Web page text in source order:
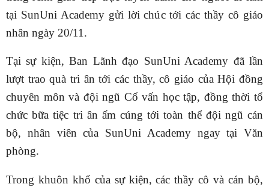
tại SunUni Academy gửi lời chúc tới các thầy cô giáo
nhân ngày 20/11.
Tại sự kiện, Ban Lãnh đạo SunUni Academy đã lần
lượt trao quà tri ân tới các thầy, cô giáo của Hội đồng
chuyên môn và đội ngũ Cố vấn học tập, đồng thời tổ
chức bữa tiệc tri ân ấm cúng tới toàn thể đội ngũ cán
bộ, nhân viên của SunUni Academy ngay tại Văn
phòng.
Trong khuôn khổ của sự kiện, các thầy cô và cán bộ,